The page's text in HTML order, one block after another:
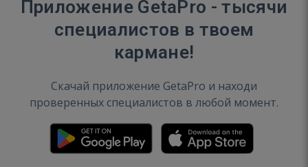
Приложение GetaPro - тысячи
специалистов в твоем
кармане!
Скачай приложение GetaPro и находи
проверенных специалистов в любой момент.